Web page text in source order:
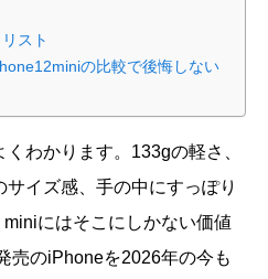
スト
の比較で後悔しない
わかります。133gの軽さ、
イズ感、手の中にすっぽり
にはそこにしかない価値
売のiPhoneを2026年の今も